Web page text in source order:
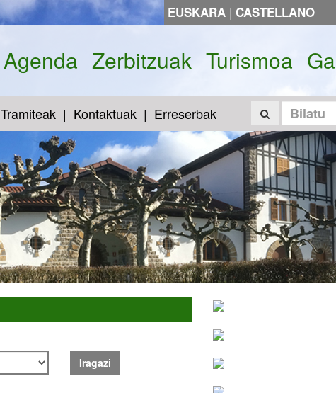
EUSKARA | CASTELLANO
Agenda Zerbitzuak Turismoa
Tramiteak Kontaktuak Erreserbak
Iragazi